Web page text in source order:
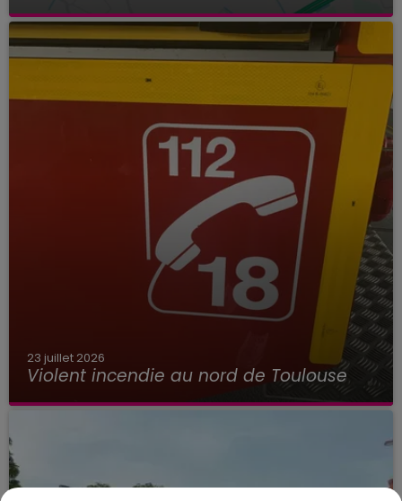
23 juillet 2026
Violent incendie au nord de Toulouse